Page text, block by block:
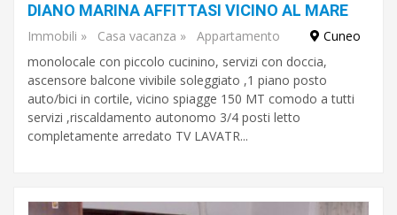
condizionata
garage
piscina
vista
DIANO MARINA AFFITTASI VICINO AL MARE
Immobili » Casa vacanza » Appartamento
Cuneo
monolocale con piccolo cucinino, servizi con doccia,
ascensore balcone vivibile soleggiato ,1 piano posto
auto/bici in cortile, vicino spiagge 150 MT comodo a tutti
servizi ,riscaldamento autonomo 3/4 posti letto
completamente arredato TV LAVATR...